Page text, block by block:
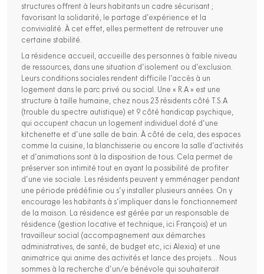
structures offrent à leurs habitants un cadre sécurisant ;
favorisant la solidarité, le partage d’expérience et la
convivialité. À cet effet, elles permettent de retrouver une
certaine stabilité.
La résidence accueil, accueille des personnes à faible niveau
de ressources, dans une situation d’isolement ou d’exclusion.
Leurs conditions sociales rendent difficile l’accès à un
logement dans le parc privé ou social. Une « R.A » est une
structure à taille humaine, chez nous 23 résidents côté T.S.A
(trouble du spectre autistique) et 9 côté handicap psychique,
qui occupent chacun un logement individuel doté d’une
kitchenette et d’une salle de bain. À côté de cela, des espaces
comme la cuisine, la blanchisserie ou encore la salle d’activités
et d’animations sont à la disposition de tous. Cela permet de
préserver son intimité tout en ayant la possibilité de profiter
d’une vie sociale. Les résidents peuvent y emménager pendant
une période prédéfinie ou s’y installer plusieurs années. On y
encourage les habitants à s’impliquer dans le fonctionnement
de la maison. La résidence est gérée par un responsable de
résidence (gestion locative et technique, ici François) et un
travailleur social (accompagnement aux démarches
administratives, de santé, de budget etc, ici Alexia) et une
animatrice qui anime des activités et lance des projets… Nous
sommes à la recherche d’un/e bénévole qui souhaiterait